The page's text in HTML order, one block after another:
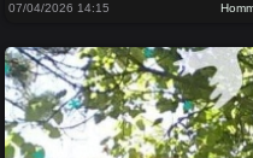
07/04/2026 14:15